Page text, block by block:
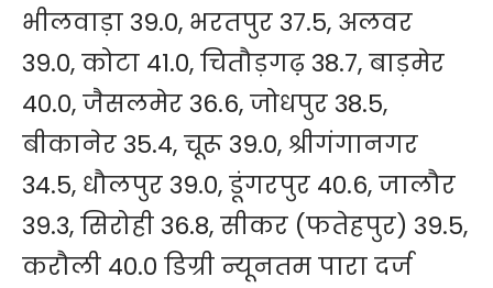
भीलवाड़ा 39.0, भरतपुर 37.5, अलवर
39.0, कोटा 41.0, चितौड़गढ़ 38.7, बाड़मेर
40.0, जैसलमेर 36.6, जोधपुर 38.5,
बीकानेर 35.4, चूरू 39.0, श्रीगंगानगर
34.5, धौलपुर 39.0, डूंगरपुर 40.6, जालौर
39.3, सिरोही 36.8, सीकर (फतेहपुर) 39.5,
करौली 40.0 डिग्री न्यूनतम पारा दर्ज